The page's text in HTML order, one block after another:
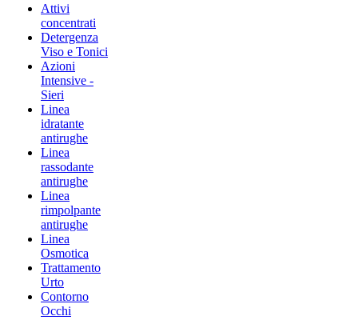
Attivi
concentrati
Detergenza
Viso e Tonici
Azioni
Intensive -
Sieri
Linea
idratante
antirughe
Linea
rassodante
antirughe
Linea
rimpolpante
antirughe
Linea
Osmotica
Trattamento
Urto
Contorno
Occhi